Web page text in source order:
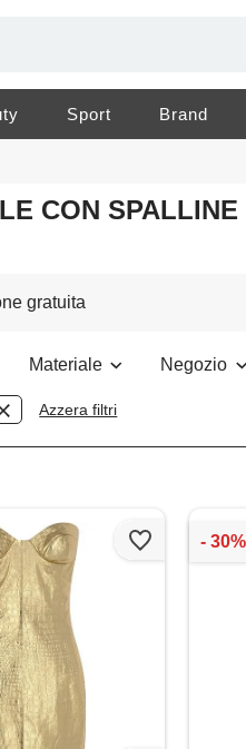
Sport Brand
CON SPALLINE
gratuita
Materiale Negozio
Azzera filtri